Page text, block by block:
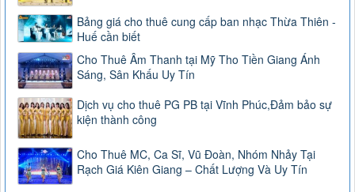
Bảng giá cho thuê cung cấp ban nhạc Thừa Thiên -
Huế cần biết
Cho Thuê Âm Thanh tại Mỹ Tho Tiền Giang Ánh
Sáng, Sân Khấu Uy Tín
Dịch vụ cho thuê PG PB tại Vĩnh Phúc,Đảm bảo sự
kiện thành công
Cho Thuê MC, Ca Sĩ, Vũ Đoàn, Nhóm Nhảy Tại
Rạch Giá Kiên Giang – Chất Lượng Và Uy Tín